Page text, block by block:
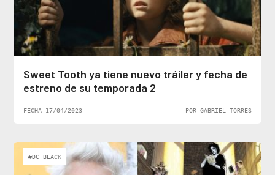
Sweet Tooth ya tiene nuevo tráiler y fecha de
estreno de su temporada 2
FECHA 17/04/2023 POR GABRIEL TORRES
#DC BLACK